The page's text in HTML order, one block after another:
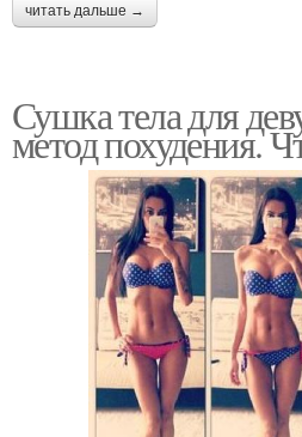
читать дальше →
Сушка тела для
метод похудения.